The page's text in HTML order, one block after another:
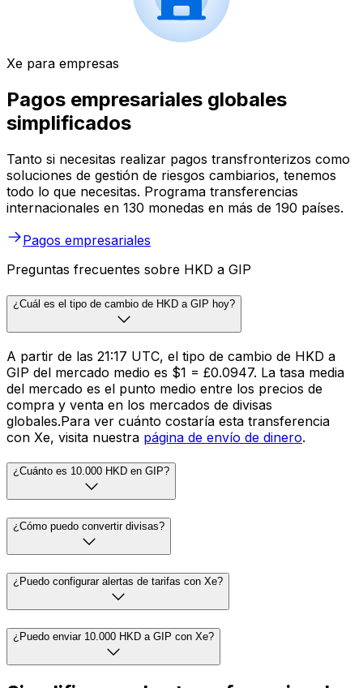
Xe para empresas
Pagos empresariales globales
simplificados
Tanto si necesitas realizar pagos transfronterizos como
soluciones de gestión de riesgos cambiarios, tenemos
todo lo que necesitas. Programa transferencias
internacionales en 130 monedas en más de 190 países.
Pagos empresariales
Preguntas frecuentes sobre HKD a GIP
¿Cuál es el tipo de cambio de HKD a GIP hoy?
A partir de las 21:17 UTC, el tipo de cambio de HKD a
GIP del mercado medio es $1 = £0.0947. La tasa media
del mercado es el punto medio entre los precios de
compra y venta en los mercados de divisas
globales.Para ver cuánto costaría esta transferencia
con Xe, visita nuestra página de envío de dinero.
¿Cuánto es 10.000 HKD en GIP?
¿Cómo puedo convertir divisas?
¿Puedo configurar alertas de tarifas con Xe?
¿Puedo enviar 10.000 HKD a GIP con Xe?